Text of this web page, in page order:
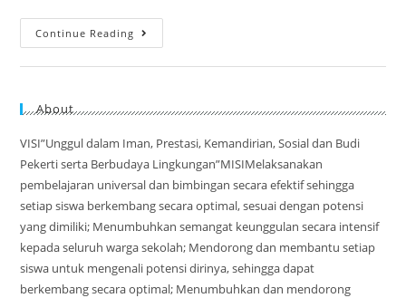
Continue Reading
About
VISI”Unggul dalam Iman, Prestasi, Kemandirian, Sosial dan Budi
Pekerti serta Berbudaya Lingkungan”MISIMelaksanakan
pembelajaran universal dan bimbingan secara efektif sehingga
setiap siswa berkembang secara optimal, sesuai dengan potensi
yang dimiliki; Menumbuhkan semangat keunggulan secara intensif
kepada seluruh warga sekolah; Mendorong dan membantu setiap
siswa untuk mengenali potensi dirinya, sehingga dapat
berkembang secara optimal; Menumbuhkan dan mendorong